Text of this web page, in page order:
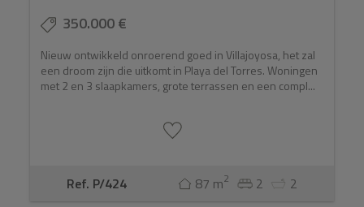
350.000 €
Nieuw ontwikkeld onroerend goed in Villajoyosa, het zal
een droom zijn die uitkomt in Playa del Torres. Woningen
met 2 en 3 slaapkamers, grote terrassen en een compl...
Ref. P/424 87 m2 2 2